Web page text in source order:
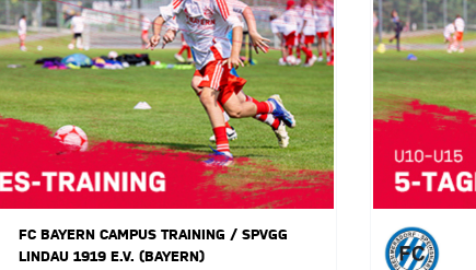
FC BAYERN CAMPUS TRAINING / SPVGG
LINDAU 1919 E.V. (BAYERN)